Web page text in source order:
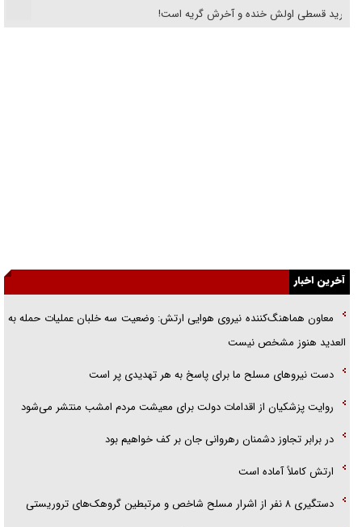
خرید قسطی اولش خنده و آخرش گریه است!
پلیس
تحلیل ابعاد پیام رهبر انقلاب به حزب‌الله/ مقاومت نقشه راه آینده غرب آسیا
گفت‌و‌گو اختصاصی با همسر فرمانده شهید حزب‌الله لبنان/ هر شبش شب
قدر بود
آخرین اخبار
معاون هماهنگ‌کننده نیروی هوایی ارتش: وضعیت سه خلبان عملیات حمله به
العدید هنوز مشخص نیست
دست نیرو‌های مسلح ما برای پاسخ به هر تهدیدی پر است
روایت پزشکیان از اقدامات دولت برای معیشت مردم امشب منتشر می‌شود
در برابر تجاوز دشمنان رهروانی جان بر کف خواهیم بود
ارتش کاملاً آماده است
دستگیری ۸ نفر از اشرار مسلح شاخص و مرتبطین گروهک‌های تروریستی